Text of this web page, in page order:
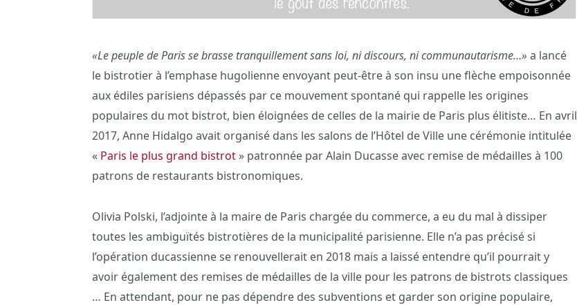
«Le peuple de Paris se brasse tranquillement sans loi, ni discours, ni communautarisme…» a lancé
le bistrotier à l’emphase hugolienne envoyant peut-être à son insu une flèche empoisonnée
aux édiles parisiens dépassés par ce mouvement spontané qui rappelle les origines
populaires du mot bistrot, bien éloignées de celles de la mairie de Paris plus élitiste… En avril
2017, Anne Hidalgo avait organisé dans les salons de l’Hôtel de Ville une cérémonie intitulée
« Paris le plus grand bistrot » patronnée par Alain Ducasse avec remise de médailles à 100
patrons de restaurants bistronomiques.
Olivia Polski, l’adjointe à la maire de Paris chargée du commerce, a eu du mal à dissiper
toutes les ambiguïtés bistrotières de la municipalité parisienne. Elle n’a pas précisé si
l’opération ducassienne se renouvellerait en 2018 mais a laissé entendre qu’il pourrait y
avoir également des remises de médailles de la ville pour les patrons de bistrots classiques
… En attendant, pour ne pas dépendre des subventions et garder son origine populaire,